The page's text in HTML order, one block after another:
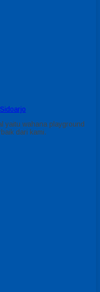
yaitu wahana playground
dari kami.